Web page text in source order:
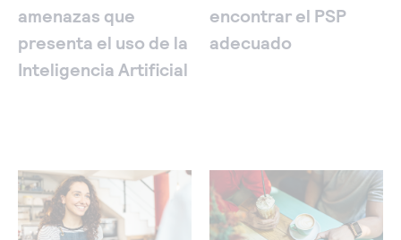
amenazas que
presenta el uso de la
Inteligencia Artificial
encontrar el PSP
adecuado